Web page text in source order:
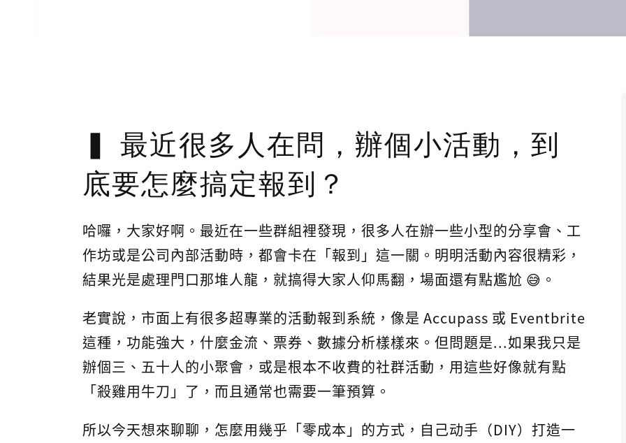
最近很多人在問，辦個小活動，到
底要怎麼搞定報到？
哈囉，大家好啊。最近在一些群組裡發現，很多人在辦一些小型的分享會、工
作坊或是公司內部活動時，都會卡在「報到」這一關。明明活動內容很精彩，
結果光是處理門口那堆人龍，就搞得大家人仰馬翻，場面還有點尷尬 😅。
老實說，市面上有很多超專業的活動報到系統，像是 Accupass 或 Eventbrite
這種，功能強大，什麼金流、票券、數據分析樣樣來。但問題是...如果我只是
辦個三、五十人的小聚會，或是根本不收費的社群活動，用這些好像就有點
「殺雞用牛刀」了，而且通常也需要一筆預算。
所以今天想來聊聊，怎麼用幾乎「零成本」的方式，自己动手（DIY）打造一